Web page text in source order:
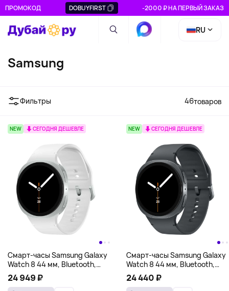
ПРОМОКОД DOBUYFIRST -2000 ₽ НА ПЕРВЫЙ ЗАКАЗ
RU
Samsung
Фильтры 46товаров
NEW СЕГОДНЯ ДЕШЕВЛЕ
Смарт-часы Samsung Galaxy
Watch 8 44 мм, Bluetooth,
белый
24 949 ₽
NEW СЕГОДНЯ ДЕШЕВЛЕ
Смарт-часы Samsung Galaxy
Watch 8 44 мм, Bluetooth,
серый
24 440 ₽